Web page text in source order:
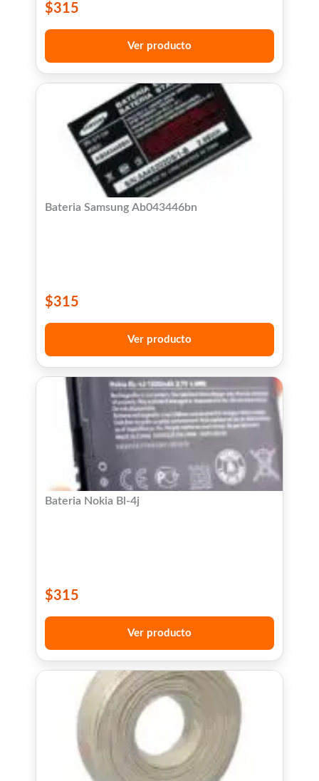
$315
Ver producto
Bateria Samsung Ab043446bn
$315
Ver producto
Bateria Nokia Bl-4j
$315
Ver producto